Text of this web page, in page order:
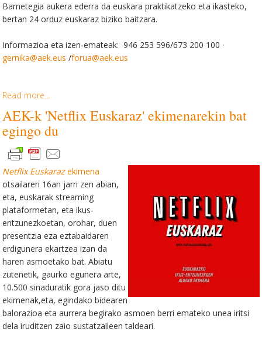
Barnetegia aukera ederra da euskara praktikatzeko eta ikasteko,
bertan 24 orduz euskaraz biziko baitzara.
Informazioa eta izen-emateak: 946 253 596/673 200 100 ·
gernika@aek.eus /forua@aek.eus
Read more...
AEK-k 'Netflix Euskaraz' ekimenarekin bat
egingo du
Netflix Euskarazekimena
otsailaren 16an jarri zen abian,
eta, euskarak streaming
plataformetan, eta ikus-
entzunezkoetan, orohar, duen
presentzia eza eztabaidaren
erdigunera ekartzea izan da
haren asmoetako bat. Abiatu
zutenetik, gaurko egunera arte,
10.500 sinaduratik gora jaso ditu
ekimenak,eta, egindako bidearen
balorazioa eta aurrera begirako asmoen berri emateko unea iritsi
dela iruditzen zaio sustatzaileen taldeari.